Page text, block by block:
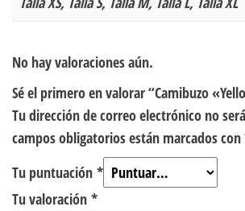
No hay valoraciones aún.
Sé el primero en valorar “Camibuzo
Tu dirección de correo electrónico no
campos obligatorios están marcados con
Tu puntuación *
Tu valoración *